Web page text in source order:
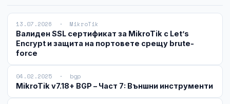
13.07.2026 · MikroTik
Валиден SSL сертификат за MikroTik с Let’s
Encrypt и защита на портовете срещу brute-
force
04.02.2025 · bgp
MikroTik v7.18+ BGP – Част 7: Външни инструменти